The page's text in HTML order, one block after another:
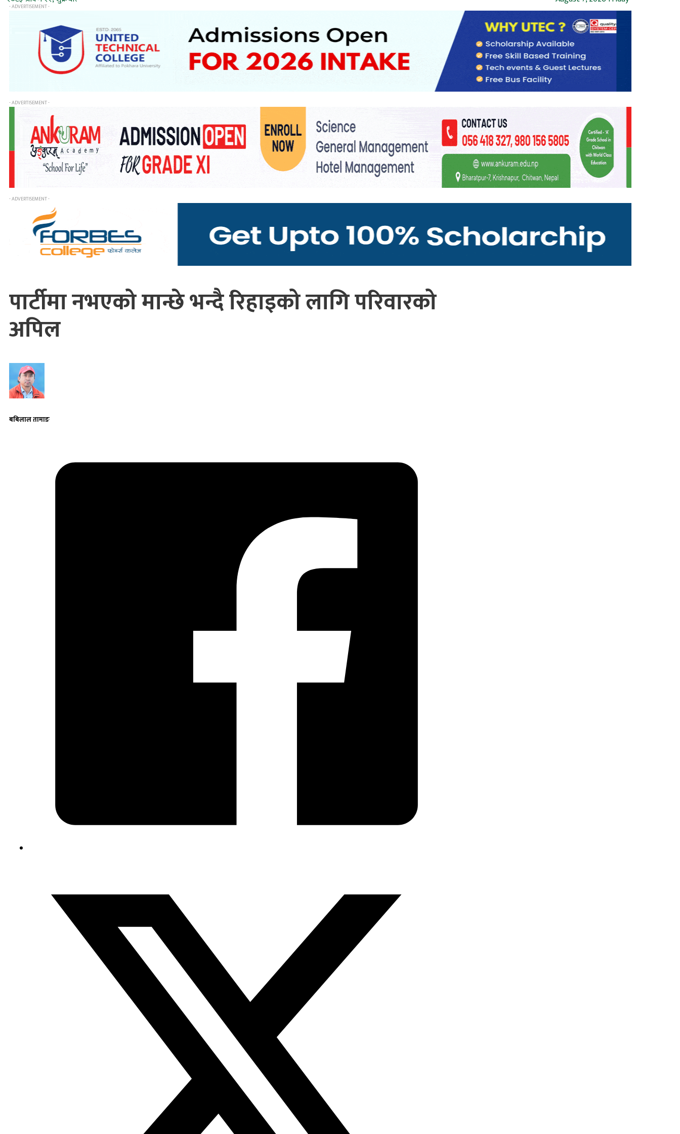
- ADVERTISEMENT -
- ADVERTISEMENT -
- ADVERTISEMENT -
पार्टीमा नभएको मान्छे भन्दै रिहाइको लागि परिवारको
अपिल
बबिलाल तामाङ